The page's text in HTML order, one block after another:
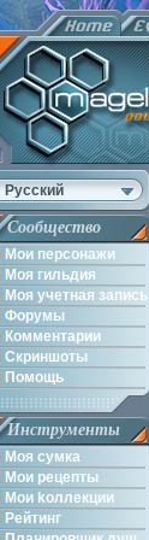
Русский
Сообщество
Мои персонажи
Моя гильдия
Моя учетная запись
Форумы
Комментарии
Скриншоты
Помощь
Инструменты
Моя сумка
Мои рецепты
Мои kоллекции
Рейтинг